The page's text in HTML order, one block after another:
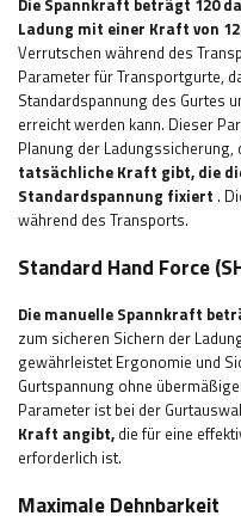
Ladung mit einer Kraft von
Verrutschen während des
Parameter für Transportgurte,
Standardspannung des Gurtes
erreicht werden kann. Dieser
Planung der Ladungssicherung,
tatsächliche Kraft gibt, die
Standardspannung fixiert .
während des Transports.
Standard Hand Force
Die manuelle Spannkraft
zum sicheren Sichern der
gewährleistet Ergonomie und
Gurtspannung ohne
Parameter ist bei der
Kraft angibt, die für eine
erforderlich ist.
Maximale Dehnbarkeit